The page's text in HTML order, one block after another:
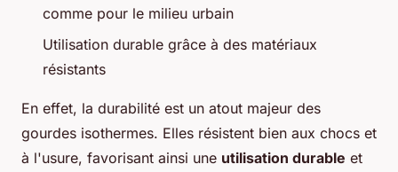
comme pour le milieu urbain
Utilisation durable grâce à des matériaux
résistants
En effet, la durabilité est un atout majeur des
gourdes isothermes. Elles résistent bien aux chocs et
à l'usure, favorisant ainsi une utilisation durable et